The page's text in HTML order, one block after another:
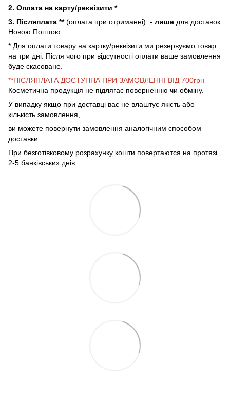
2. Оплата на карту/реквізити *
3. Післяплата **(оплата при отриманні) - лише для доставок
Новою Поштою
* Для оплати товару на картку/реквізити ми резервуємо товар
на три дні. Після чого при відсутності оплати ваше замовлення
буде скасоване.
**ПІСЛЯПЛАТА ДОСТУПНА ПРИ ЗАМОВЛЕННІ ВІД 700грн
Косметична продукція не підлягає поверненню чи обміну.
У випадку якщо при доставці вас не влаштує якість або
кількість замовлення,
ви можете повернути замовлення аналогічним способом
доставки.
При безготівковому розрахунку кошти повертаются на протязі
2-5 банківських днів.